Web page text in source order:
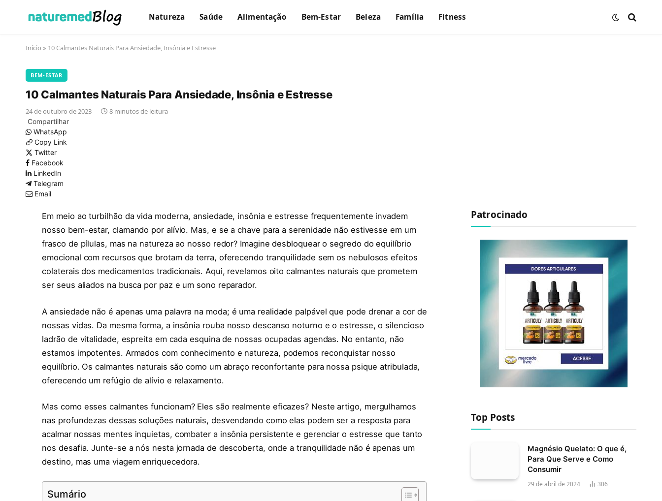
Natureza Saúde Alimentação Bem-Estar Beleza Família Fitness
Início » 10 Calmantes Naturais Para Ansiedade, Insônia e Estresse
BEM-ESTAR
10 Calmantes Naturais Para Ansiedade, Insônia e Estresse
24 de outubro de 2023 8 minutos de leitura
Compartilhar
WhatsApp
Copy Link
Twitter
Facebook
LinkedIn
Telegram
Email
Em meio ao turbilhão da vida moderna, ansiedade, insônia e estresse frequentemente invadem
nosso bem-estar, clamando por alívio. Mas, e se a chave para a serenidade não estivesse em um
frasco de pílulas, mas na natureza ao nosso redor? Imagine desbloquear o segredo do equilíbrio
emocional com recursos que brotam da terra, oferecendo tranquilidade sem os nebulosos efeitos
colaterais dos medicamentos tradicionais. Aqui, revelamos oito calmantes naturais que prometem
ser seus aliados na busca por paz e um sono reparador.
A ansiedade não é apenas uma palavra na moda; é uma realidade palpável que pode drenar a cor de
nossas vidas. Da mesma forma, a insônia rouba nosso descanso noturno e o estresse, o silencioso
ladrão de vitalidade, espreita em cada esquina de nossas ocupadas agendas. No entanto, não
estamos impotentes. Armados com conhecimento e natureza, podemos reconquistar nosso
equilíbrio. Os calmantes naturais são como um abraço reconfortante para nossa psique atribulada,
oferecendo um refúgio de alívio e relaxamento.
Mas como esses calmantes funcionam? Eles são realmente eficazes? Neste artigo, mergulhamos
nas profundezas dessas soluções naturais, desvendando como elas podem ser a resposta para
acalmar nossas mentes inquietas, combater a insônia persistente e gerenciar o estresse que tanto
nos desafia. Junte-se a nós nesta jornada de descoberta, onde a tranquilidade não é apenas um
destino, mas uma viagem enriquecedora.
Sumário
Patrocinado
Top Posts
Magnésio Quelato: O que é,
Para Que Serve e Como
Consumir
29 de abril de 2024 306